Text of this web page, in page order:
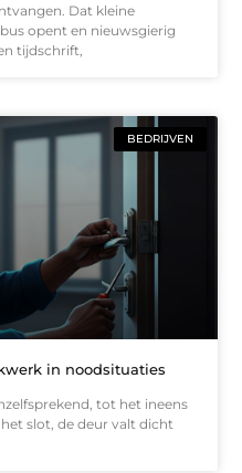
Dat kleine
opent en nieuwsgierig
tijdschrift,
BEDRIJVEN
in noodsituaties
tot het ineens
slot, de deur valt dicht